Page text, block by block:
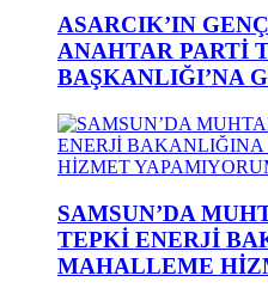
ASARCIK’IN
ANAHTAR PARTİ
BAŞKANLIĞI’NA
SAMSUN’DA
TEPKİ ENERJİ
MAHALLEME